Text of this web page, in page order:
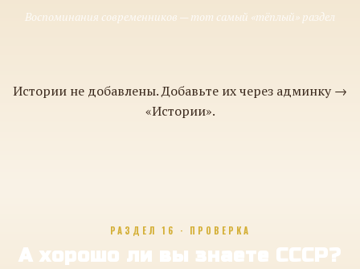
Воспоминания современников — тот самый «тёплый» раздел
Истории не добавлены. Добавьте их через админку →
«Истории».
РАЗДЕЛ 16 · ПРОВЕРКА
А хорошо ли вы знаете СССР?